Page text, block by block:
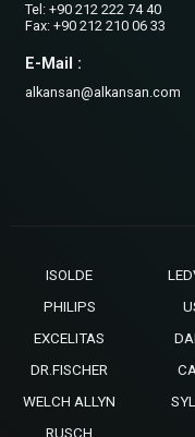
Tel: +90 212 222 74 40
Fax: +90 212 210 06 33
E-Mail :
alkansan@alkansan.com
ISOLDE
PHILIPS
EXCELITAS
DR.FISCHER
WELCH ALLYN
RUSCH